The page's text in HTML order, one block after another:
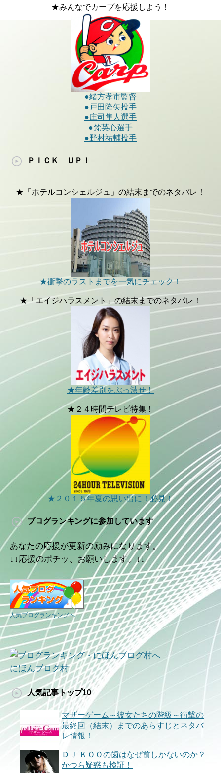
★みんなでカープを応援しよう！
●緒方孝市監督
●戸田隆矢投手
●庄司隼人選手
●梵英心選手
●野村祐輔投手
ＰＩＣＫ ＵＰ！
★「ホテルコンシェルジュ」の結末までのネタバレ！
★衝撃のラストまでを一気にチェック！
★「エイジハラスメント」の結末までのネタバレ！
★年齢差別をぶっ潰せ！
★２４時間テレビ特集！
★２０１５年夏の思い出に！必見！
ブログランキングに参加しています
あなたの応援が更新の励みになります。
↓↓応援のポチッ、お願いします。↓↓
人気ブログランキングへ
にほんブログ村
人気記事トップ10
マザーゲーム～彼女たちの階級～衝撃の
最終回（結末）までのあらすじとネタバ
レ情報！
ＤＪ ＫＯＯの歯はなぜ前しかないのか？
かつら疑惑も検証！